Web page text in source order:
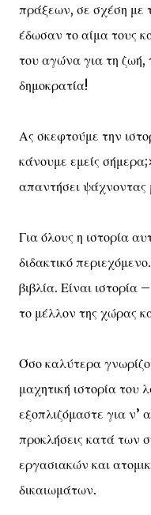
πράξεων, σε σχέση με
έδωσαν το αίμα τους
του αγώνα για τη ζωή,
δημοκρατία!
Ας σκεφτούμε την
κάνουμε εμείς
απαντήσει ψάχνοντας
Για όλους η ιστορία
διδακτικό
βιβλία. Είναι ιστορία
το μέλλον της χώρας
Όσο καλύτερα
μαχητική ιστορία του
εξοπλιζόμαστε για ν’
προκλήσεις κατά των
εργασιακών και
δικαιωμάτων.